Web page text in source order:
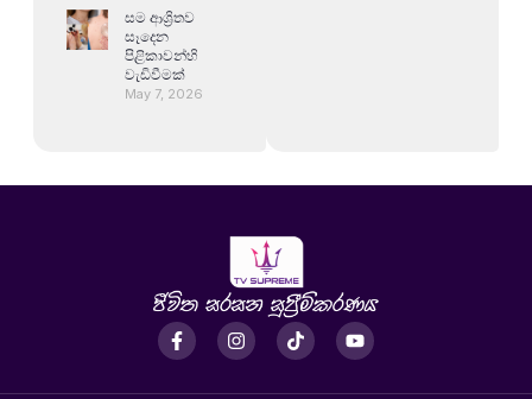
සම ආශ්‍රිතව
සෑදෙන
පිළිකාවන්හි
වැඩිවීමක්
May 7, 2026